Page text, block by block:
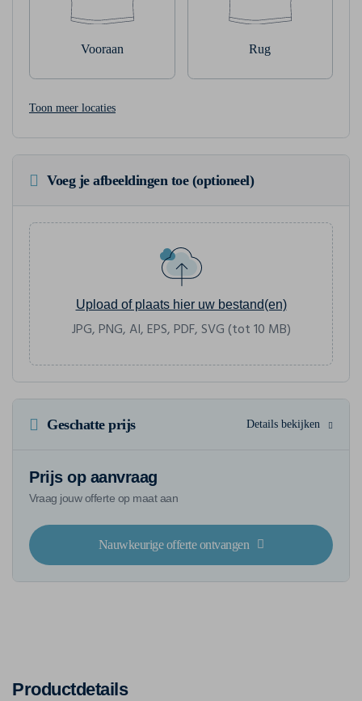
Vooraan Rug
Toon meer locaties
Voeg je afbeeldingen toe (optioneel)
Upload of plaats hier uw bestand(en)
JPG, PNG, AI, EPS, PDF, SVG (tot 10 MB)
Geschatte prijs Details bekijken
Prijs op aanvraag
Vraag jouw offerte op maat aan
Nauwkeurige offerte ontvangen
Productdetails